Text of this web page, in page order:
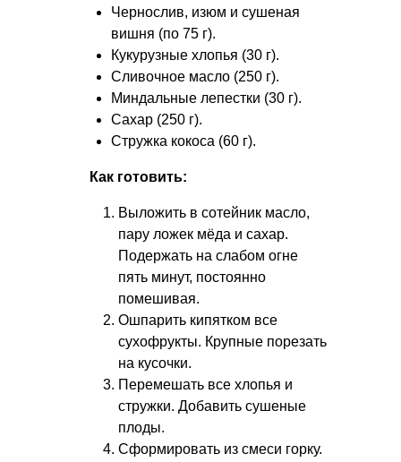
Чернослив, изюм и сушеная
вишня (по 75 г).
Кукурузные хлопья (30 г).
Сливочное масло (250 г).
Миндальные лепестки (30 г).
Сахар (250 г).
Стружка кокоса (60 г).
Как готовить:
Выложить в сотейник масло,
пару ложек мёда и сахар.
Подержать на слабом огне
пять минут, постоянно
помешивая.
Ошпарить кипятком все
сухофрукты. Крупные порезать
на кусочки.
Перемешать все хлопья и
стружки. Добавить сушеные
плоды.
Сформировать из смеси горку.